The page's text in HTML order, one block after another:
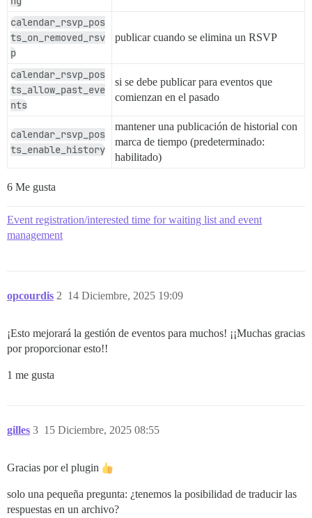
calendar_rsvp_pos
ts_on_removed_rsv
p
publicar cuando se elimina un RSVP
calendar_rsvp_pos
ts_allow_past_eve
nts
si se debe publicar para eventos que
comienzan en el pasado
calendar_rsvp_pos
ts_enable_history
mantener una publicación de historial con
marca de tiempo (predeterminado:
habilitado)
6 Me gusta
Event registration/interested time for waiting list and event
management
opcourdis 14 Diciembre, 2025 19:09
2
¡Esto mejorará la gestión de eventos para muchos! ¡¡Muchas gracias
por proporcionar esto!!
1 me gusta
gilles 15 Diciembre, 2025 08:55
3
Gracias por el plugin
solo una pequeña pregunta: ¿tenemos la posibilidad de traducir las
respuestas en un archivo?